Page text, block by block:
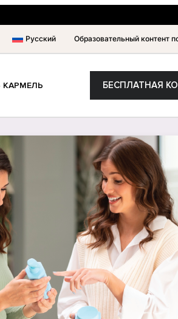
Русский Образовательный контент
КАРМЕЛЬ БЕСПЛАТНАЯ